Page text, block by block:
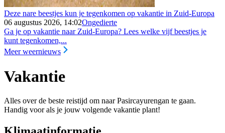
Deze nare beestjes kun je tegenkomen op vakantie in Zuid-Europa
06 augustus 2026, 14:02Ongedierte
Ga je op vakantie naar Zuid-Europa? Lees welke vijf beestjes je
kunt tegenkomen,...
Meer weernieuws
Vakantie
Alles over de beste reistijd om naar Pasircayurengan te gaan.
Handig voor als je jouw volgende vakantie plant!